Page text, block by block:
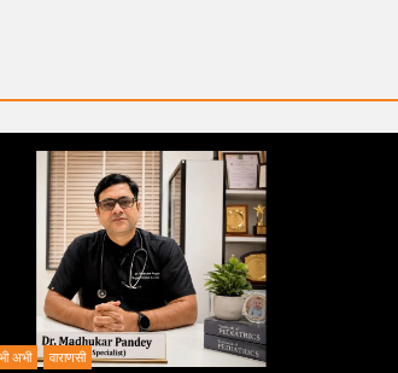
अभी वाराणसी